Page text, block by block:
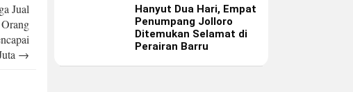
Jual
→
Hanyut Dua Hari, Empat
Penumpang Jolloro
Ditemukan Selamat di
Perairan Barru